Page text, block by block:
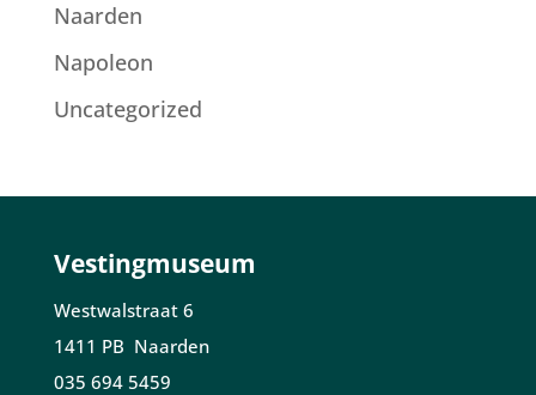
Naarden
Napoleon
Uncategorized
Vestingmuseum
Westwalstraat 6
1411 PB Naarden
035 694 5459